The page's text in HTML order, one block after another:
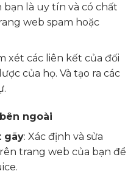
là uy tín và có chất
web spam hoặc
xét các liên kết của đối
của họ. Và tạo ra các
ngoài
gãy: Xác định và sửa
trang web của bạn để